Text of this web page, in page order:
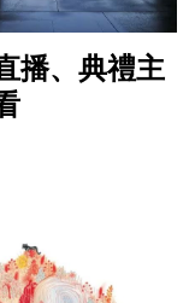
播、典禮主